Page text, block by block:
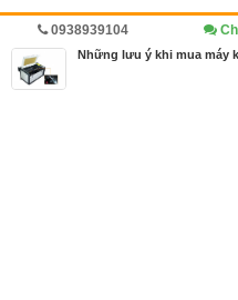
Trang chủ Diễn đàn Cẩm
0938939104
Những lưu ý khi mua máy